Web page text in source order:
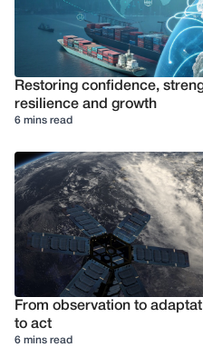
Restoring confidence,
resilience and growth
6 mins read
From observation to
to act
6 mins read